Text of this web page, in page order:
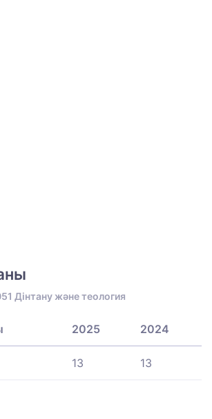
Дінтану және теология
2025 2024
13 13